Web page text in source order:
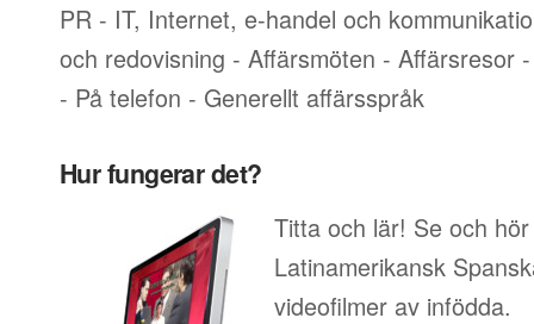
PR - IT, Internet, e-handel och
och redovisning - Affärsmöten - Affärsresor
- På telefon - Generellt affärsspråk
Hur fungerar det?
Titta och lär! Se och
Latinamerikansk
videofilmer av infödda.